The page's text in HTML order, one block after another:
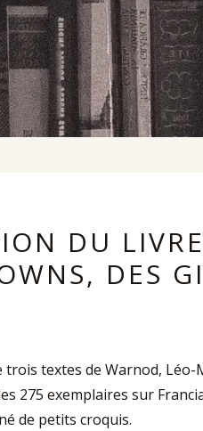
DU
DES
trois textes de Warnod,
275 exemplaires sur
de petits croquis.